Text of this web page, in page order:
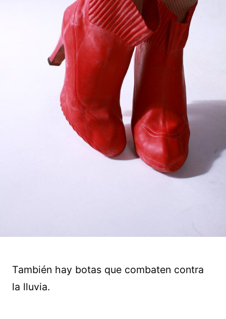
También hay botas que combaten contra
la lluvia.